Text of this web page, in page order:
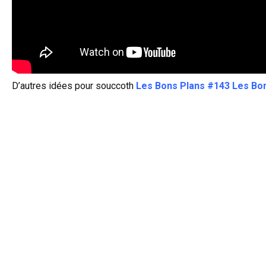
D’autres idées pour souccoth Les Bons Plans #143 Les